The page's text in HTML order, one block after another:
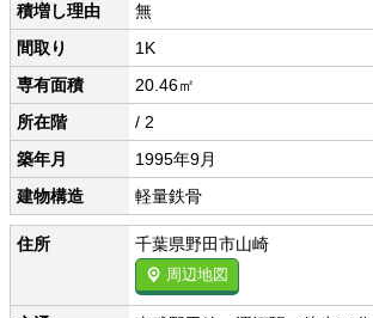
積増し理由
無
間取り
1K
専有面積
20.46㎡
所在階
/ 2
築年月
1995年9月
建物構造
軽量鉄骨
住所 千葉県野田市山崎
周辺地図